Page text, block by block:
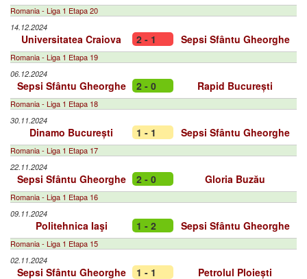
Romania - Liga 1 Etapa 20
14.12.2024
Universitatea Craiova 2 - 1 Sepsi Sfântu Gheorghe
Romania - Liga 1 Etapa 19
06.12.2024
Sepsi Sfântu Gheorghe 2 - 0 Rapid București
Romania - Liga 1 Etapa 18
30.11.2024
Dinamo București 1 - 1 Sepsi Sfântu Gheorghe
Romania - Liga 1 Etapa 17
22.11.2024
Sepsi Sfântu Gheorghe 2 - 0 Gloria Buzău
Romania - Liga 1 Etapa 16
09.11.2024
Politehnica Iaşi 1 - 2 Sepsi Sfântu Gheorghe
Romania - Liga 1 Etapa 15
02.11.2024
Sepsi Sfântu Gheorghe 1 - 1 Petrolul Ploiești